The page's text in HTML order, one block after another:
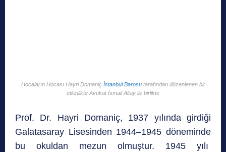
Hocaların Hocası Hayri Domaniç İstanbul Barosutarafından düzenlenen bir
etkinlikte Avukat İsmail Altay ile birlikte
Prof. Dr. Hayri Domaniç, 1937 yılında girdiği
Galatasaray Lisesinden 1944–1945 döneminde
bu okuldan mezun olmuştur. 1945 yılı